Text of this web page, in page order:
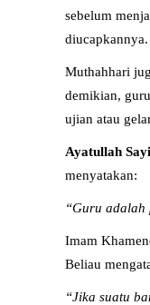
sebelum
diucapkannya.
Muthahhari
demikian,
ujian atau
Ayatullah
menyatakan:
“Guru adalah
Imam
Beliau
“Jika suatu